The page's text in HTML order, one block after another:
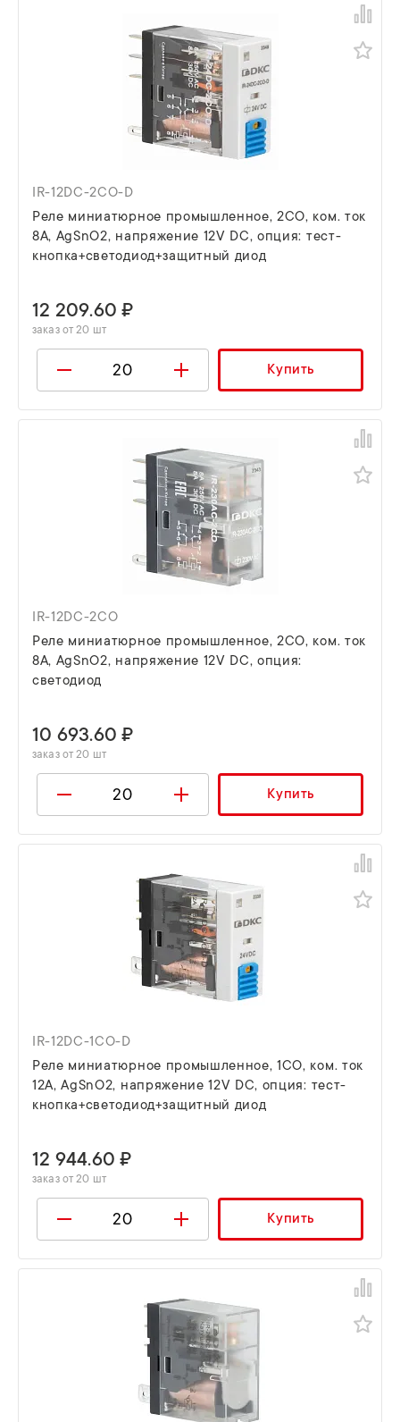
IR-12DC-2CO-D
Реле миниатюрное промышленное, 2CO, ком. ток
8А, AgSnO2, напряжение 12V DC, опция: тест-
кнопка+светодиод+защитный диод
12 209.60 ₽
заказ от 20 шт
Купить
IR-12DC-2CO
Реле миниатюрное промышленное, 2CO, ком. ток
8А, AgSnO2, напряжение 12V DC, опция:
светодиод
10 693.60 ₽
заказ от 20 шт
Купить
IR-12DC-1CO-D
Реле миниатюрное промышленное, 1CO, ком. ток
12А, AgSnO2, напряжение 12V DC, опция: тест-
кнопка+светодиод+защитный диод
12 944.60 ₽
заказ от 20 шт
Купить